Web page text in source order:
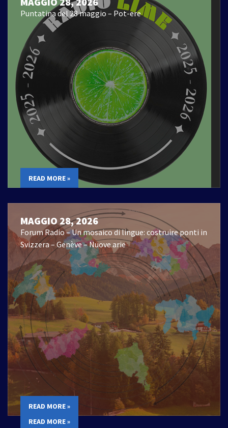
Puntatina del 28 maggio – Pot-ere
READ MORE »
MAGGIO 28, 2026
Forum Radio – Un mosaico di lingue: costruire ponti in
Svizzera – Genève – Nuove arie
READ MORE »
READ MORE »